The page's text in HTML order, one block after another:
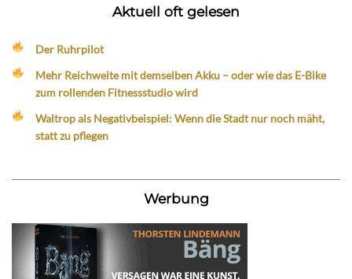
Aktuell oft gelesen
Der Ruhrpilot
Mehr Reichweite mit demselben Akku – oder wie das E-Bike
zum rollenden Fitnessstudio wird
Waltrop als Negativbeispiel: Wenn die Stadt nur noch mäht,
statt zu pflegen
Werbung